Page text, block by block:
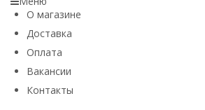
О магазине
Доставка
Оплата
Вакансии
Контакты